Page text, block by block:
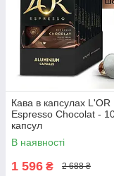
Кава в капсулах L'OR
Espresso Chocolat -
капсул
В наявності
1 596 ₴ 2 688 ₴